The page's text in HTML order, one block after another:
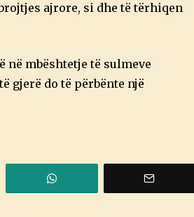
ajrore, si dhe të tërhiqen
në mbështetje të sulmeve
gjerë do të përbënte një